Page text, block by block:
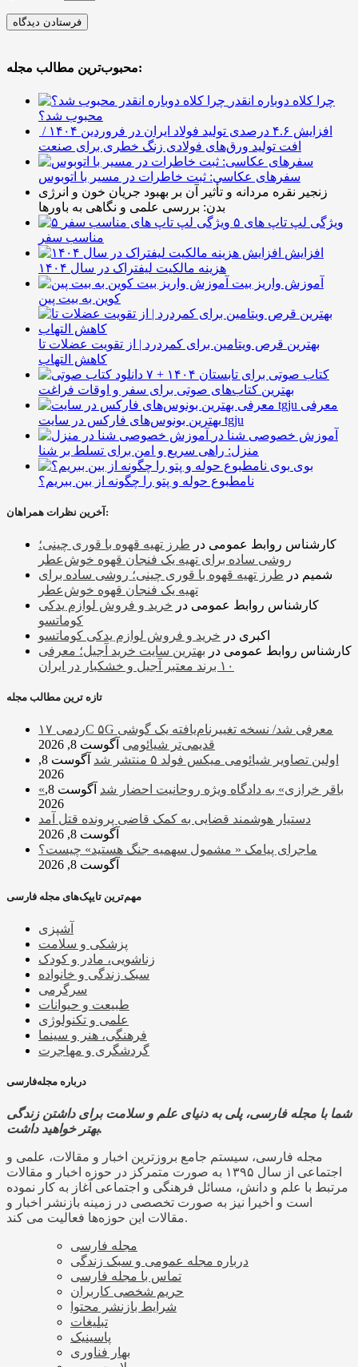
محبوب‌ترین مطالب مجله:
چرا کلاه دوباره انقدر
محبوب شد؟
افزایش ۴.۶ درصدی تولید فولاد ایران در فروردین ۱۴۰۴ /
افت تولید ورق‌های فولادی زنگ خطری برای صنعت
سفرهای عکاسی: ثبت خاطرات در مسیر با اتوبوس
زنجیر نقره مردانه و تأثیر آن بر بهبود جریان خون و انرژی
بدن: بررسی علمی و نگاهی به باورها
۵ ویژگی لپ تاپ های
مناسب سفر
افزایش
هزینه مالکیت لیفتراک در سال ۱۴۰۴
آموزش واریز بیت
کوین به بیت پین
بهترین قرص ویتامین برای کمردرد | از تقویت عضلات تا
کاهش التهاب
۷ کتاب صوتی برای تابستان ۱۴۰۴ +
بهترین کتاب‌های صوتی برای سفر و اوقات فراغت
معرفی
بهترین بونوس‌های فارکس در سایت tgju
آموزش خصوصی شنا در
منزل: راهی سریع و امن برای تسلط بر شنا
بوی
نامطبوع حوله و پتو را چگونه از بین ببریم؟
آخرین نظرات همراهان:
کارشناس روابط عمومی در طرز تهیه قهوه با قوری چینی؛
روشی ساده برای تهیه یک فنجان قهوه خوش‌عطر
شمیم در طرز تهیه قهوه با قوری چینی؛ روشی ساده برای
تهیه یک فنجان قهوه خوش‌عطر
کارشناس روابط عمومی در خرید و فروش لوازم یدکی
کوماتسو
اکبری در خرید و فروش لوازم یدکی کوماتسو
کارشناس روابط عمومی در بهترین سایت خرید آجیل؛ معرفی
۱۰ برند معتبر آجیل و خشکبار در ایران
تازه ترین مطالب مجله
ردمی ۱۷C ۵G معرفی شد/ نسخه تغییرنام‌یافته یک گوشی
قدیمی‌تر شیائومی آگوست 8, 2026
اولین تصاویر شیائومی میکس فولد ۵ منتشر شد
آگوست 8,
2026
«باقر خرازی» به دادگاه ویژه روحانیت احضار شد
آگوست 8,
2026
دستیار هوشمند قضایی به کمک قاضی پرونده قتل آمد
آگوست 8, 2026
ماجرای پیامک « مشمول سهمیه جنگ هستید» چیست؟
آگوست 8, 2026
مهم‌ترین تایپک‌های مجله فارسی
آشپزی
پزشکی و سلامت
زناشویی، مادر و کودک
سبک زندگی و خانواده
سرگرمی
طبیعت و حیوانات
علمی و تکنولوژی
فرهنگی، هنر و سینما
گردشگری و مهاجرت
درباره مجله‌فارسی
شما با مجله فارسی، پلی به دنیای علم و سلامت برای داشتن زندگی
بهتر خواهید داشت.
مجله فارسی، سیستم جامع بروزترین اخبار و مقالات، علمی و
اجتماعی از سال ۱۳۹۵ به صورت متمرکز در حوزه اخبار و مقالات
مرتبط با علم و دانش، مسائل فرهنگی و اجتماعی آغاز به کار نموده
است و اخیرا نیز به صورت تخصصی در زمینه بازنشر اخبار و
مقالات این حوزه‌ها فعالیت می کند.
مجله فارسی
درباره مجله عمومی و سبک زندگی
تماس با مجله فارسی
حریم شخصی کاربران
شرایط بازنشر محتوا
تبلیغات
پاسینیک
بهار فناوری